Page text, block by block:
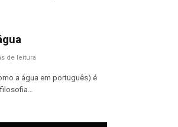
de leitura
a água em português) é